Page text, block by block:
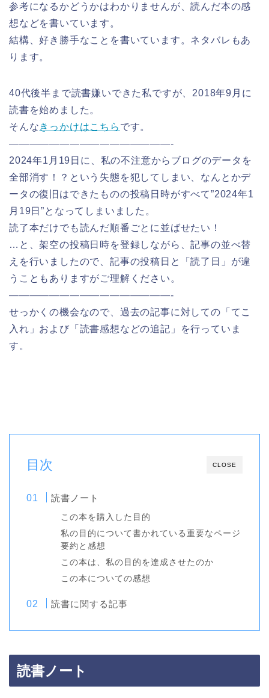
参考になるかどうかはわかりませんが、読んだ本の感
想などを書いています。
結構、好き勝手なことを書いています。ネタバレもあ
ります。
40代後半まで読書嫌いできた私ですが、2018年9月に
読書を始めました。
そんなきっかけはこちら です。
————————————————-
2024年1月19日に、私の不注意からブログのデータを
全部消す！？という失態を犯してしまい、なんとかデ
ータの復旧はできたものの投稿日時がすべて”2024年1
月19日”となってしまいました。
読了本だけでも読んだ順番ごとに並ばせたい！
…と、架空の投稿日時を登録しながら、記事の並べ替
えを行いましたので、記事の投稿日と「読了日」が違
うこともありますがご理解ください。
————————————————-
せっかくの機会なので、過去の記事に対しての「てこ
入れ」および「読書感想などの追記」を行っていま
す。
CLOSE
目次
読書ノート
この本を購入した目的
私の目的について書かれている重要なページ
要約と感想
この本は、私の目的を達成させたのか
この本についての感想
読書に関する記事
読書ノート